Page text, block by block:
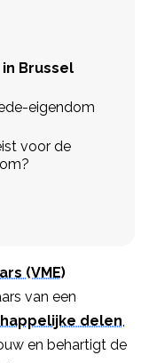
Brussel
eigendom
voor de
(VME)
van een
delen,
en behartigt de